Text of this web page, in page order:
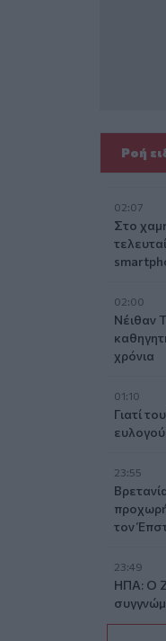
Ροή
02:07
Στο
02:00
Νέιθαν
χρόνια
01:10
Γιατί
23:55
τον
23:49
ΗΠΑ: Ο
για